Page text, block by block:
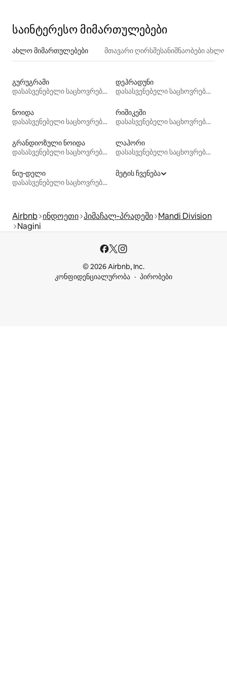
საინტერესო მიმართულებები
ახლო მიმართულებები მთავარი ღირსშესანიშნაობები
გურუგრამი
დასასვენებელი საცხოვრებლები
დეჰრადუნი
დასასვენებელი საცხოვრებლები
ნოიდა
დასასვენებელი საცხოვრებლები
რიშიკეში
დასასვენებელი საცხოვრებლები
გრანდიოზული ნოიდა
დასასვენებელი საცხოვრებლები
ლაჰორი
დასასვენებელი საცხოვრებლები
ნიუ-დელი
დასასვენებელი საცხოვრებლები
მეტის ჩვენება
Airbnb ინდოეთი ჰიმაჩალ-პრადეში Mandi Division
Nagini
© 2026 Airbnb, Inc.
კონფიდენციალურობა
პირობები